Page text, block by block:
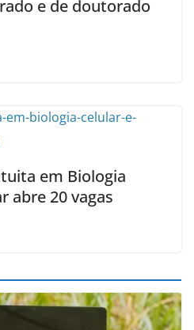
e de doutorado
em Biologia
abre 20 vagas